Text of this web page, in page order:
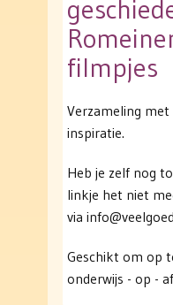
filmpjes
Verzameling
inspiratie.
Heb je zelf nog
linkje het niet
via
Geschikt om op
onderwijs - op -